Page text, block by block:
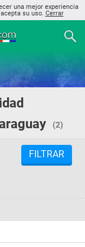
una mejor experiencia
su uso. Cerrar
(2)
FILTRAR